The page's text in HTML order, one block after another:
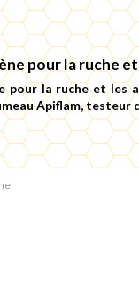
pour la ruche
pour la ruche et les
Apiflam,